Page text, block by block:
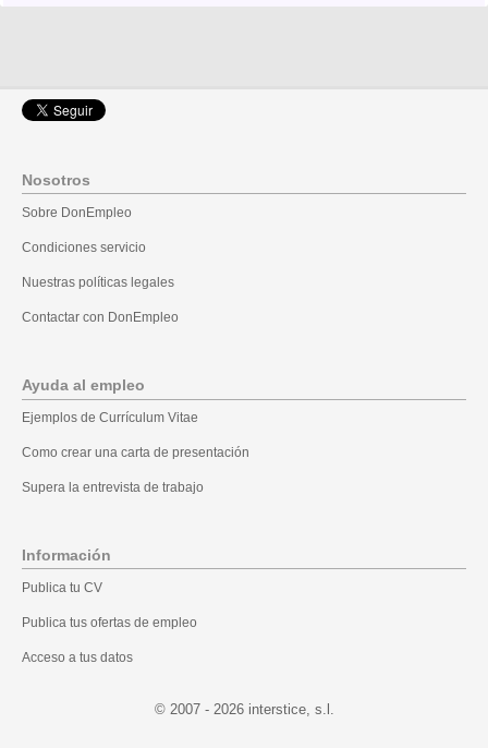
Nosotros
Sobre DonEmpleo
Condiciones servicio
Nuestras políticas legales
Contactar con DonEmpleo
Ayuda al empleo
Ejemplos de Currículum Vitae
Como crear una carta de presentación
Supera la entrevista de trabajo
Información
Publica tu CV
Publica tus ofertas de empleo
Acceso a tus datos
© 2007 - 2026 .l.s ,ecitsretni